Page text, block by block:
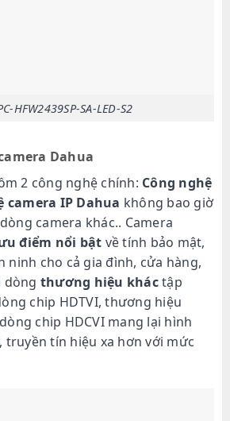
HFW2439SP-SA-LED-S2
Dahua
2 công nghệ chính: Công nghệ
camera IP Dahua không bao giờ
camera khác.. Camera
điểm nổi bật về tính bảo mật,
ninh cho cả gia đình, cửa hàng,
dòng thương hiệu kháctập
chip HDTVI, thương hiệu
chip HDCVI mang lại hình
truyền tín hiệu xa hơn với mức